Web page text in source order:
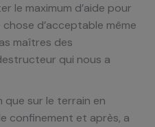
le maximum d’aide pour
d’acceptable même
maîtres des
qui nous a
que sur le terrain en
confinement et après, a